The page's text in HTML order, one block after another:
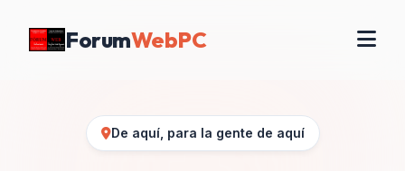
ForumWebPC
De aquí, para la gente de aquí